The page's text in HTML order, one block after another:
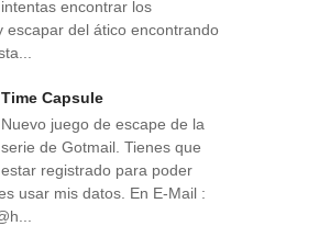
intentas encontrar los
escapar del ático encontrando
Time Capsule
Nuevo juego de escape de la
serie de Gotmail. Tienes que
estar registrado para poder
usar mis datos. En E-Mail :